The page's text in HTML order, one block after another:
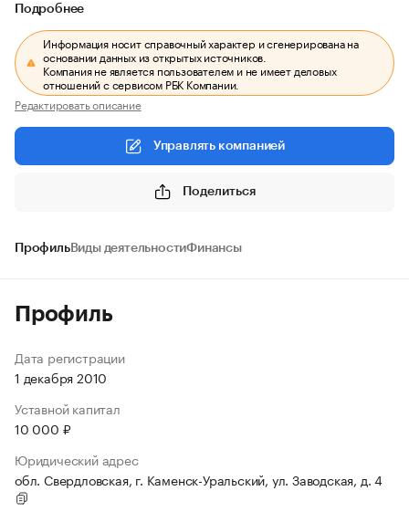
Подробнее
Информация носит справочный характер и сгенерирована на
основании данных из открытых источников.
Компания не является пользователем и не имеет деловых
отношений с сервисом РБК Компании.
Редактировать описание
Управлять компанией
Поделиться
ПрофильВиды деятельностиФинансы
Профиль
Дата регистрации
1 декабря 2010
Уставной капитал
10 000 ₽
Юридический адрес
обл. Свердловская, г. Каменск-Уральский, ул. Заводская, д. 4